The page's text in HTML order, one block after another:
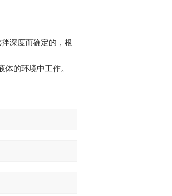
深度而确定的，根
的环境中工作。